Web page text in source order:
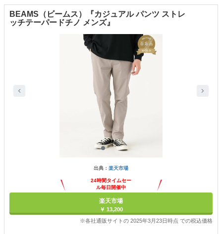
BEAMS（ビームス）『カジュアル パンツ ストレ
ッチテーパードチノ メンズ』
出典： 楽天市場
24時間タイムセー
ル毎日開催中
楽天市場
￥ 13,200
※各社通販サイトの 2025年3月23日時点 での税込価格